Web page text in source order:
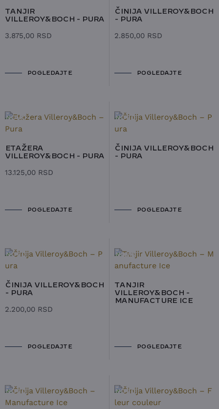
TANJIR
VILLEROY&BOCH - PURA
3.875,00 RSD
POGLEDAJTE
ČINIJA VILLEROY&BOCH
- PURA
2.850,00 RSD
POGLEDAJTE
NOVO
ETAŽERA
VILLEROY&BOCH - PURA
13.125,00 RSD
POGLEDAJTE
NOVO
ČINIJA VILLEROY&BOCH
- PURA
POGLEDAJTE
NOVO
ČINIJA VILLEROY&BOCH
- PURA
2.200,00 RSD
POGLEDAJTE
NOVO
TANJIR
VILLEROY&BOCH -
MANUFACTURE ICE
POGLEDAJTE
NOVO NOVO